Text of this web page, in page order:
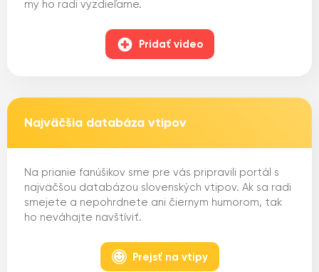
my ho radi vyzdieľame.
Pridať video
Najväčšia databáza vtipov
Na prianie fanúšikov sme pre vás pripravili portál s
najväčšou databázou slovenských vtipov. Ak sa radi
smejete a nepohrdnete ani čiernym humorom, tak
ho neváhajte navštíviť.
Prejsť na vtipy